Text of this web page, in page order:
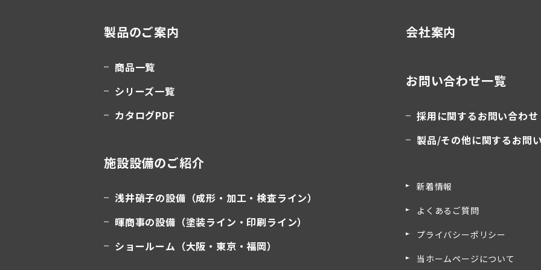
製品のご案内
商品一覧
シリーズ一覧
カタログPDF
施設設備のご紹介
浅井硝子の設備（成形・加工・検査ライン）
暉商事の設備（塗装ライン・印刷ライン）
ショールーム（大阪・東京・福岡）
会社案内
お問い合わせ一覧
採用に関するお問い合わせ
製品/その他に関するお問
新着情報
よくあるご質問
プライバシーポリシー
当ホームページについて